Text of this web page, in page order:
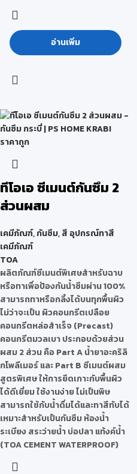
อ่านเพิ่ม
ทีโอเอ ซีเมนต์กันซึม 2
ส่วนผสม
เคมีภัณฑ์,กันซึม,สี อุปกรณ์ทาสี
เคมีภัณฑ์
TOA
ผลิตภัณฑ์ซีเมนต์พิเศษสำหรับฉาบ
หรือทาเพื่อป้องกันน้ำซึมผ่าน 100%
สามารถทาหรือกลิ้งได้บนทุกพื้นผิว
ไม่ว่าจะเป็น ผิวคอนกรีตเปลือย
คอนกรีตหล่อสำเร็จ (Precast)
คอนกรีตมวลเบา ประกอบด้วยส่วน
ผสม 2 ส่วน คือ Part A น้ำยาอะคริลิ
กโพลีเมอร์ และ Part B ซีเมนต์ผสม
สูตรพิเศษ ให้การยึดเกาะกับพื้นผิว
ได้ดีเยี่ยม ใช้งานง่าย ไม่เป็นพิษ
สามารถใช้กับน้ำดื่มได้และทาสีทับได้
เหมาะสำหรับเป็นกันซึม ห้องน้ำ
ระเบียง สระว่ายน้ำ บ่อปลา แท้งค์น้ำ
(TOA CEMENT WATERPROOF)